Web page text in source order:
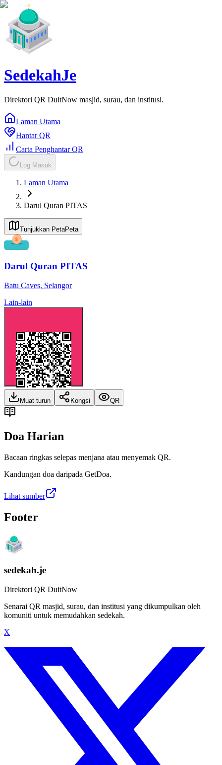
SedekahJe
Direktori QR DuitNow masjid, surau, dan institusi.
Laman Utama
Hantar QR
Carta Penghantar QR
Log Masuk
Laman Utama
Darul Quran PITAS
Tunjukkan PetaPeta
Darul Quran PITAS
Batu Caves, Selangor
Lain-lain
Muat turun Kongsi QR
Doa Harian
Bacaan ringkas selepas menjana atau menyemak QR.
Kandungan doa daripada GetDoa.
Lihat sumber
Footer
sedekah.je
Direktori QR DuitNow
Senarai QR masjid, surau, dan institusi yang dikumpulkan oleh
komuniti untuk memudahkan sedekah.
X